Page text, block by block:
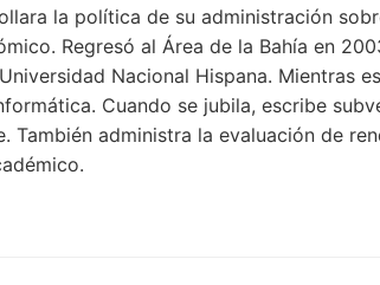
la política de su administración
Regresó al Área de la Bahía en
Nacional Hispana. Mientras
Cuando se jubila, escribe
También administra la evaluación de